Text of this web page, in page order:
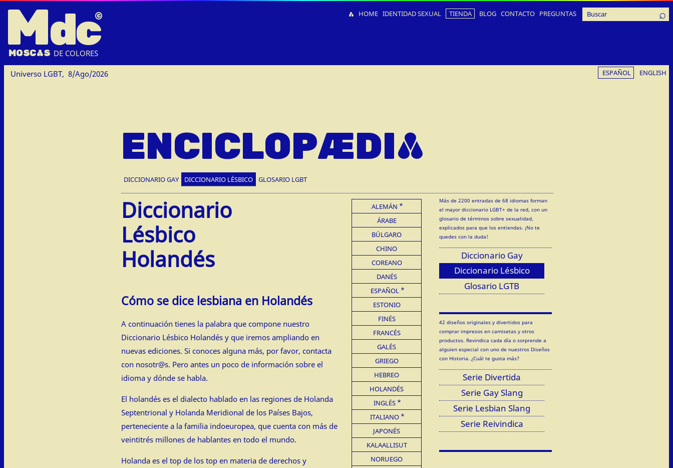
Mdc
MOSCAS DE COLORES
HOME IDENTIDAD SEXUAL TIENDA BLOG CONTACTO PREGUNTAS
Universo LGBT, 8/Ago/2026 ESPAÑOL ENGLISH
ENCICLOPÆDIA
DICCIONARIO GAY DICCIONARIO LÉSBICO GLOSARIO LGBT
Diccionario
Lésbico
Holandés
Cómo se dice lesbiana en Holandés
A continuación tienes la palabra que compone nuestro
Diccionario Lésbico Holandés y que iremos ampliando en
nuevas ediciones. Si conoces alguna más, por favor, contacta
con nosotr@s. Pero antes un poco de información sobre el
idioma y dónde se habla.
El holandés es el dialecto hablado en las regiones de Holanda
Septentrional y Holanda Meridional de los Países Bajos,
perteneciente a la familia indoeuropea, que cuenta con más de
veintitrés millones de hablantes en todo el mundo.
Holanda es el top de los top en materia de derechos y
Más de 2200 entradas de 68 idiomas forman
el mayor diccionario LGBT+ de la red, con un
glosario de términos sobre sexualidad,
explicados para que los entiendas. ¡No te
quedes con la duda!
Diccionario Gay
Diccionario Lésbico
Glosario LGTB
42 diseños originales y divertidos para
comprar impresos en camisetas y otros
productos. Revindica cada día o sorprende a
alguien especial con uno de nuestros Diseños
con Historia. ¿Cuál te gusta más?
Serie Divertida
Serie Gay Slang
Serie Lesbian Slang
Serie Reivindica
ALEMÁN
ÁRABE
BÚLGARO
CHINO
COREANO
DANÉS
ESPAÑOL
ESTONIO
FINÉS
FRANCÉS
GALÉS
GRIEGO
HEBREO
HOLANDÉS
INGLÉS
ITALIANO
JAPONÉS
KALAALLISUT
NORUEGO